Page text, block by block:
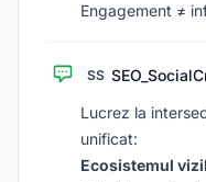
Engagement ≠
SS
Lucrez la
unificat:
Ecosistemul